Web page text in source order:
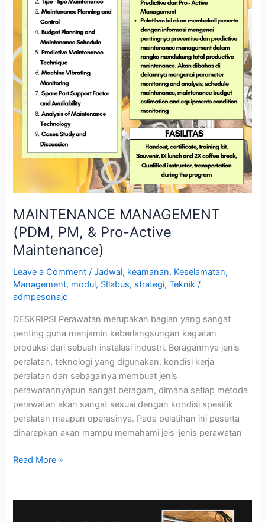
MAINTENANCE MANAGEMENT
(PDM, PM, & Pro-Active
Maintenance)
Leave a Comment /Jadwal, keamanan, Keselamatan,
Management, modul, SIlabus, strategi,Teknik /
admpesonajc
DESKRIPSI Perawatan merupakan bagian yang sangat
penting guna menjamin keberlangsungan kegiatan
produksi dari sebuah instalasi industri. Beragamnya jenis
peralatan, teknologi yang digunakan, kondisi kerja
peralatan dan sebagainya membuat jenis
perawatannyapun sangat beragam, dimana setiap metoda
perawatan akan sangat sesuai dengan kondisi spesifik
peralatan maupun operasinya. Pada pelatihan ini peserta
diharapkan akan mampu memahami jeis-jenis perawatan
Read More »